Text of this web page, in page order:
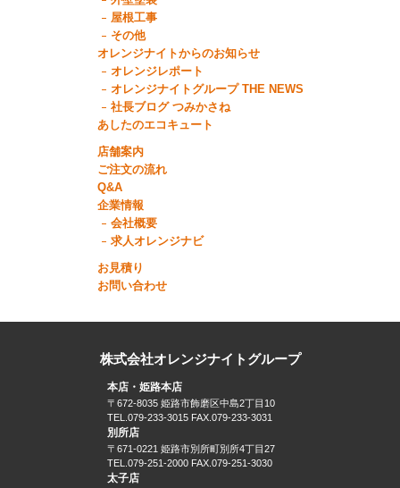
屋根工事
その他
オレンジナイトからのお知らせ
オレンジレポート
オレンジナイトグループ THE NEWS
社長ブログ つみかさね
あしたのエコキュート
店舗案内
ご注文の流れ
Q&A
企業情報
会社概要
求人オレンジナビ
お見積り
お問い合わせ
株式会社オレンジナイトグループ
本店・姫路本店
〒672-8035 姫路市飾磨区中島2丁目10
TEL.079-233-3015 FAX.079-233-3031
別所店
〒671-0221 姫路市別所町別所4丁目27
TEL.079-251-2000 FAX.079-251-3030
太子店